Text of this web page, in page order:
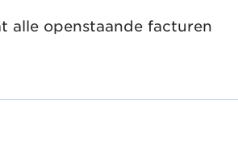
alle openstaande facturen